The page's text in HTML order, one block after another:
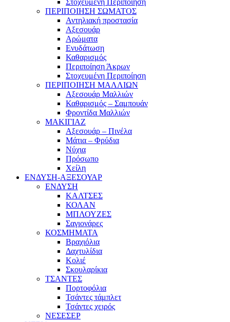
Στοχευμένη Περιποίηση
ΠΕΡΙΠΟΙΗΣΗ ΣΩΜΑΤΟΣ
Αντηλιακή προστασία
Αξεσουάρ
Αρώματα
Ενυδάτωση
Καθαρισμός
Περιποίηση Άκρων
Στοχευμένη Περιποίηση
ΠΕΡΙΠΟΙΗΣΗ ΜΑΛΛΙΩΝ
Αξεσουάρ Μαλλιών
Καθαρισμός – Σαμπουάν
Φροντίδα Μαλλιών
ΜΑΚΙΓΙΑΖ
Αξεσουάρ – Πινέλα
Μάτια – Φρύδια
Νύχια
Πρόσωπο
Χείλη
ΕΝΔΥΣΗ-ΑΞΕΣΟΥΑΡ
ΕΝΔΥΣΗ
ΚΑΛΤΣΕΣ
ΚΟΛΑΝ
ΜΠΛΟΥΖΕΣ
Σαγιονάρες
ΚΟΣΜΗΜΑΤΑ
Βραχιόλια
Δαχτυλίδια
Κολιέ
Σκουλαρίκια
ΤΣΑΝΤΕΣ
Πορτοφόλια
Τσάντες τάμπλετ
Τσάντες χειρός
ΝΕΣΕΣΕΡ